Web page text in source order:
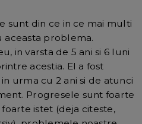
sunt din ce in ce mai multi
aceasta problema.
in varsta de 5 ani si 6 luni
acestia. El a fost
urma cu 2 ani si de atunci
Progresele sunt foarte
foarte istet (deja citeste,